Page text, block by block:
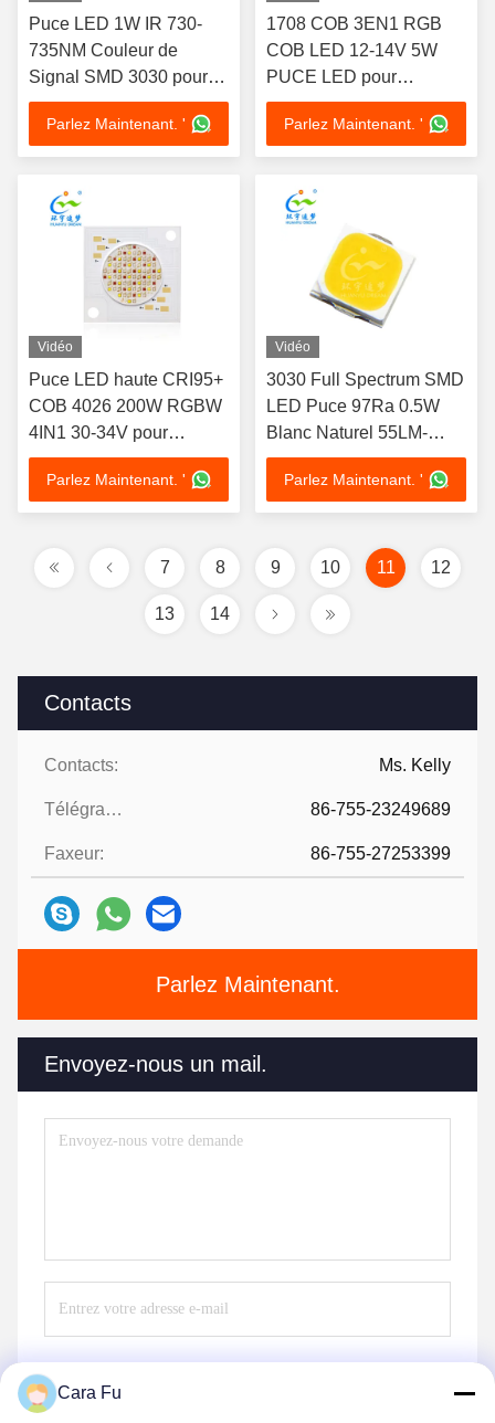
Contacts
Contacts: Ms. Kelly
Télégramme: 86-755-23249689
Faxeur: 86-755-27253399
Parlez Maintenant.
Envoyez-nous un mail.
Puce LED 1W IR 730-
735NM Couleur de
Signal SMD 3030 pour
Thérapie de Beauté
Parlez Maintenant. '
1708 COB 3EN1 RGB
COB LED 12-14V 5W
PUCE LED pour
éclairage de scène
Parlez Maintenant. '
Vidéo
Puce LED haute CRI95+
COB 4026 200W RGBW
4IN1 30-34V pour
éclairage de scène
Parlez Maintenant. '
Vidéo
3030 Full Spectrum SMD
LED Puce 97Ra 0.5W
Blanc Naturel 55LM-
60LM
Parlez Maintenant. '
7 8 9 10 11 12
13 14
Cara Fu